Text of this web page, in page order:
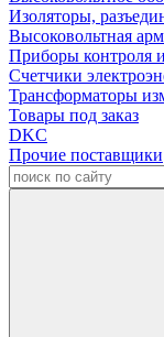
Изоляторы,
Высоковольтная
Приборы контроля
Счетчики
Трансформаторы
Товары под заказ
DKC
Прочие поставщики